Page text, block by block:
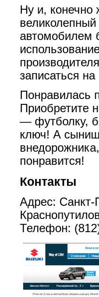
Ну и, конечно
автомобилем
записаться
Понравилась
Приобретите
— футболку,
ключ! А
понравится!
Контакты
Адрес: Санкт-
Телефон: